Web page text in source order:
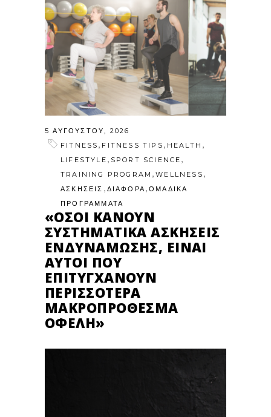
5 ΑΥΓΟΎΣΤΟΥ, 2026
FITNESS , FITNESS TIPS , HEALTH ,
LIFESTYLE , SPORT SCIENCE ,
TRAINING PROGRAM ,WELLNESS ,
ΑΣΚΗΣΕΙΣ , ΔΙΑΦΟΡΑ ,ΟΜΑΔΙΚΑ
ΠΡΟΓΡΑΜΜΑΤΑ
«ΌΣΟΙ ΚΆΝΟΥΝ
ΣΥΣΤΗΜΑΤΙΚΆ ΑΣΚΉΣΕΙΣ
ΕΝΔΥΝΆΜΩΣΗΣ, ΕΊΝΑΙ
ΑΥΤΟΊ ΠΟΥ
ΕΠΙΤΥΓΧΆΝΟΥΝ
ΠΕΡΙΣΣΌΤΕΡΑ
ΜΑΚΡΟΠΡΌΘΕΣΜΑ
ΟΦΈΛΗ»